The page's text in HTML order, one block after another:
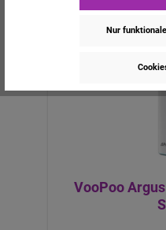
VooPoo
Nur